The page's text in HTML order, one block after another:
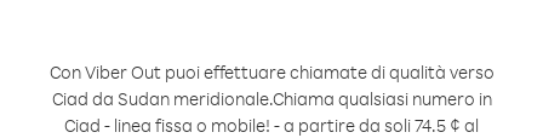
Con Viber Out puoi effettuare chiamate di qualità verso
Ciad da Sudan meridionale.Chiama qualsiasi numero in
Ciad - linea fissa o mobile! - a partire da soli 74.5 ¢ al